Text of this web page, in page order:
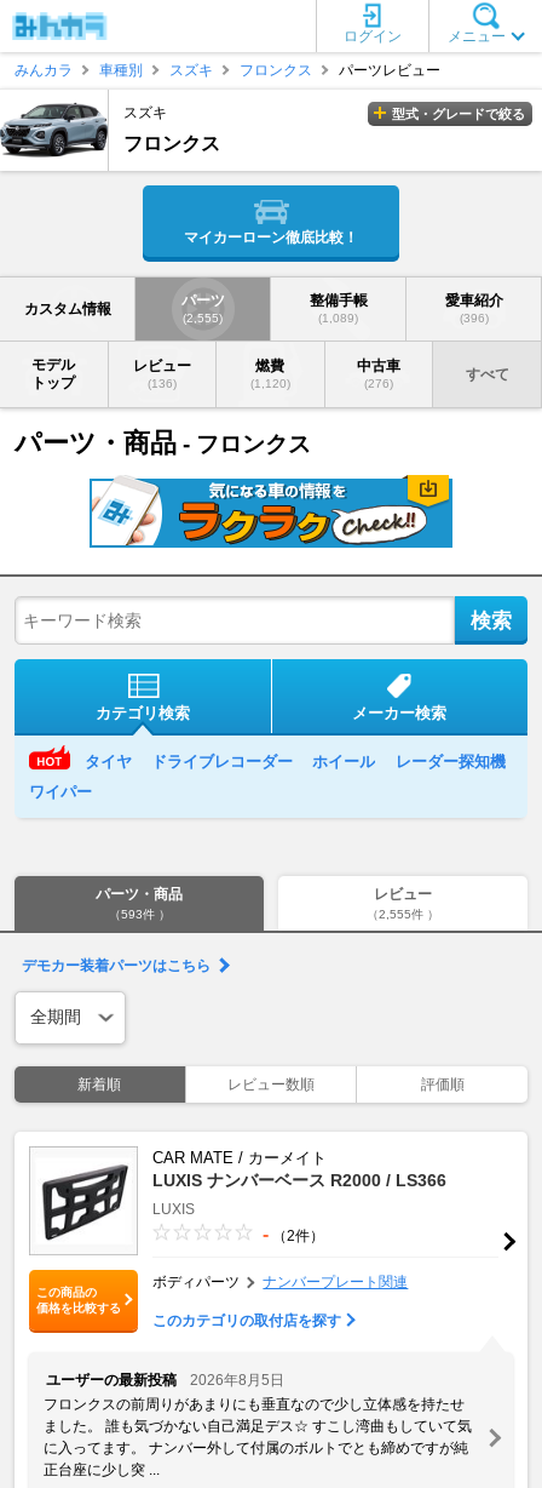
メニュー
ログイン
みんカラ
車種別 スズキ フロンクス パーツレビュー
スズキ
フロンクス
型式・グレードで絞る
マイカーローン徹底比較！
カスタム情報 パーツ
(2,555)
整備手帳
(1,089)
愛車紹介
(396)
モデル
トップ
レビュー
(136)
燃費
(1,120)
中古車
(276)
すべて
パーツ・商品 - フロンクス
カテゴリ検索 メーカー検索
タイヤ ドライブレコーダー ホイール
レーダー探知機
ワイパー
パーツ・商品
（593件 ）
レビュー
（2,555件 ）
デモカー装着パーツはこちら
新着順 レビュー数順 評価順
この商品の
価格を比較する
CAR MATE / カーメイト
LUXIS ナンバーベース R2000 / LS366
LUXIS
- （2件）
ボディパーツ ナンバープレート関連
このカテゴリの取付店を探す
ユーザーの最新投稿
2026年8月5日
フロンクスの前周りがあまりにも垂直なので少し立体感を持たせ
ました。 誰も気づかない自己満足デス‪☆ すこし湾曲もしていて気
に入ってます。 ナンバー外して付属のボルトでとも締めですが純
正台座に少し突 ...